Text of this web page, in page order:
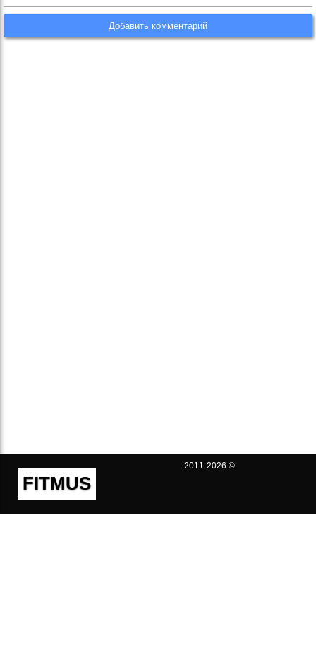
Добавить комментарий
FITMUS
2011-2026 ©